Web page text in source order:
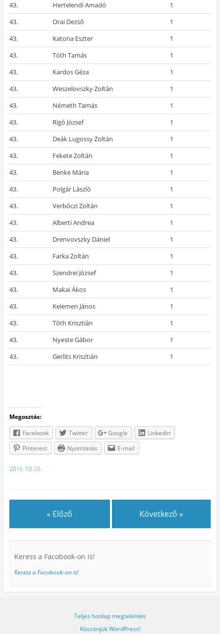
43.
Hertelendi Amadó
1
43.
Orai Dezső
1
43.
Katona Eszter
1
43.
Tóth Tamás
1
43.
Kardos Géza
1
43.
Weszelovszky Zoltán
1
43.
Németh Tamás
1
43.
Rigó József
1
43.
Deák Lugossy Zoltán
1
43.
Fekete Zoltán
1
43.
Benke Mária
1
43.
Polgár László
1
43.
Verbőczi Zoltán
1
43.
Alberti Andrea
1
43.
Drenvovszky Dániel
1
43.
Farka Zoltán
1
43.
Szendrei József
1
43.
Makai Ákos
1
43.
Kelemen János
1
43.
Tóth Krisztián
1
43.
Nyeste Gábor
1
43.
Gerlits Krisztián 1
Megosztás:
Facebook
Twitter Google
Linkedin
Pinterest
Nyomtatás E-mail
2016-10-26
« Előző Következő »
Keress a Facobook-on is!
Keress a Facobook-on is!
Teljes honlap megtekintés
Köszönjük WordPress!